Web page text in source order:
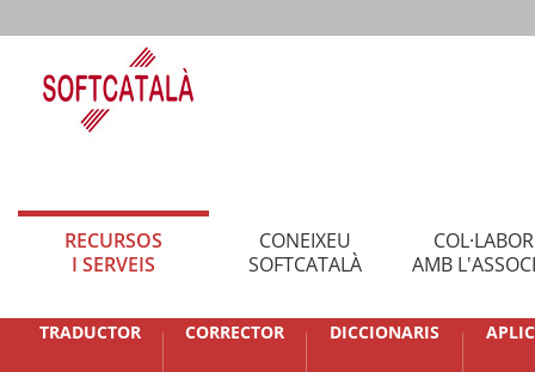
RECURSOS
I SERVEIS
CONEIXEU
SOFTCATALÀ
AMB
TRADUCTOR CORRECTOR DICCIONARIS